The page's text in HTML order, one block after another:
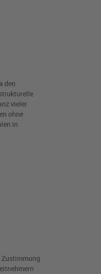
den
vieler
ohne
in
Zustimmung